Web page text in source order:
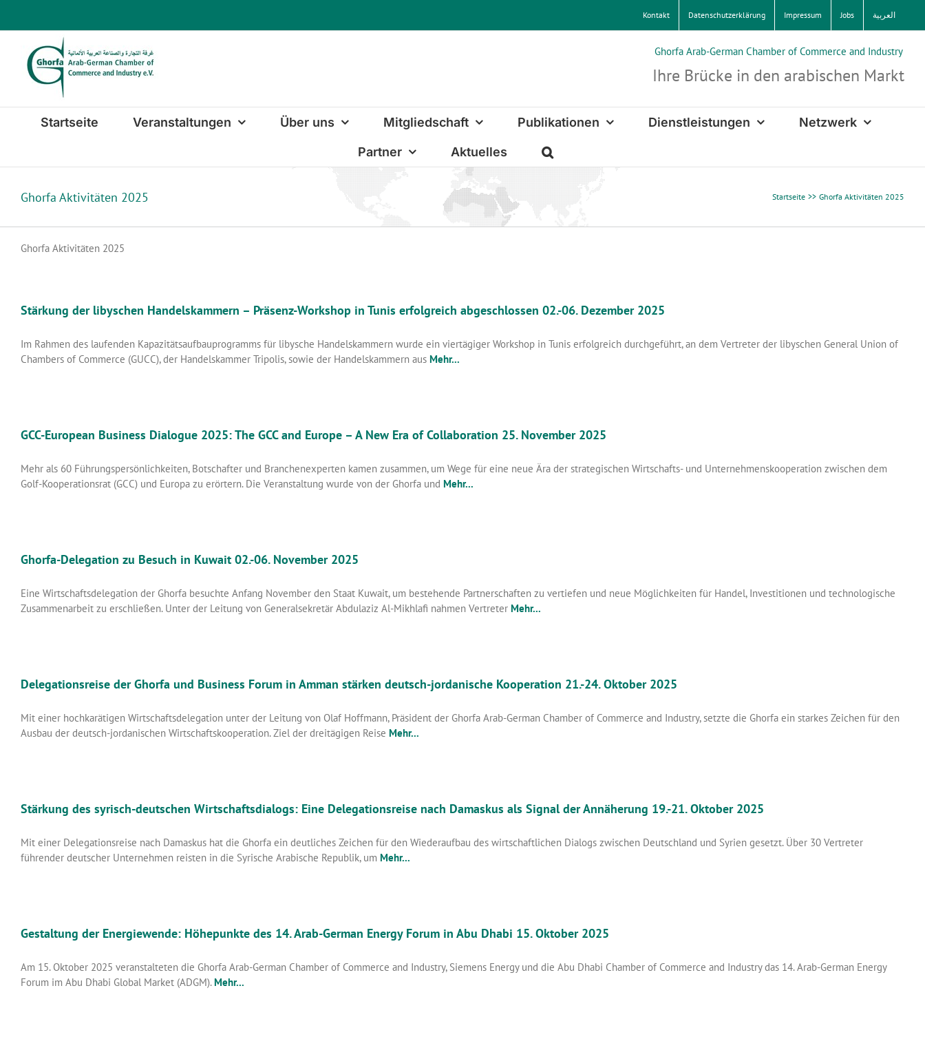
Kontakt Datenschutzerklärung Impressum Jobs العربية
Ghorfa Arab-German Chamber of Commerce and Industry
Ihre Brücke in den arabischen Markt
Startseite Veranstaltungen Über uns Mitgliedschaft Publikationen Dienstleistungen Netzwerk
Partner Aktuelles
Ghorfa Aktivitäten 2025 Startseite Ghorfa Aktivitäten 2025
Ghorfa Aktivitäten 2025
Stärkung der libyschen Handelskammern – Präsenz-Workshop in Tunis erfolgreich abgeschlossen 02.-06. Dezember 2025
Im Rahmen des laufenden Kapazitätsaufbauprogramms für libysche Handelskammern wurde ein viertägiger Workshop in Tunis erfolgreich durchgeführt, an dem Vertreter der libyschen General Union of
Chambers of Commerce (GUCC), der Handelskammer Tripolis, sowie der Handelskammern aus Mehr...
GCC-European Business Dialogue 2025: The GCC and Europe – A New Era of Collaboration 25. November 2025
Mehr als 60 Führungspersönlichkeiten, Botschafter und Branchenexperten kamen zusammen, um Wege für eine neue Ära der strategischen Wirtschafts- und Unternehmenskooperation zwischen dem
Golf-Kooperationsrat (GCC) und Europa zu erörtern. Die Veranstaltung wurde von der Ghorfa und Mehr...
Ghorfa-Delegation zu Besuch in Kuwait 02.-06. November 2025
Eine Wirtschaftsdelegation der Ghorfa besuchte Anfang November den Staat Kuwait, um bestehende Partnerschaften zu vertiefen und neue Möglichkeiten für Handel, Investitionen und technologische
Zusammenarbeit zu erschließen. Unter der Leitung von Generalsekretär Abdulaziz Al-Mikhlafi nahmen Vertreter Mehr...
Delegationsreise der Ghorfa und Business Forum in Amman stärken deutsch-jordanische Kooperation 21.-24. Oktober 2025
Mit einer hochkarätigen Wirtschaftsdelegation unter der Leitung von Olaf Hoffmann, Präsident der Ghorfa Arab-German Chamber of Commerce and Industry, setzte die Ghorfa ein starkes Zeichen für den
Ausbau der deutsch-jordanischen Wirtschaftskooperation. Ziel der dreitägigen Reise Mehr...
Stärkung des syrisch-deutschen Wirtschaftsdialogs: Eine Delegationsreise nach Damaskus als Signal der Annäherung 19.-21. Oktober 2025
Mit einer Delegationsreise nach Damaskus hat die Ghorfa ein deutliches Zeichen für den Wiederaufbau des wirtschaftlichen Dialogs zwischen Deutschland und Syrien gesetzt. Über 30 Vertreter
führender deutscher Unternehmen reisten in die Syrische Arabische Republik, um Mehr...
Gestaltung der Energiewende: Höhepunkte des 14. Arab-German Energy Forum in Abu Dhabi 15. Oktober 2025
Am 15. Oktober 2025 veranstalteten die Ghorfa Arab-German Chamber of Commerce and Industry, Siemens Energy und die Abu Dhabi Chamber of Commerce and Industry das 14. Arab-German Energy
Forum im Abu Dhabi Global Market (ADGM).Mehr...